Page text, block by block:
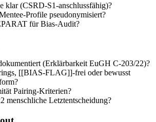
klar (CSRD-S1-anschlussfähig)?
Profile pseudonymisiert?
für Bias-Audit?
(Erklärbarkeit EuGH C-203/22)?
[[BIAS-FLAG]]-frei oder bewusst
Pairing-Kriterien?
menschliche Letztentscheidung?